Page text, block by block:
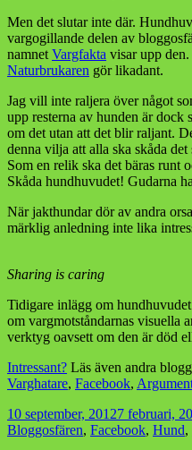
Men det slutar inte där.
vargogillande delen av
namnet Vargfakta visar upp
Naturbrukaren gör likadant.
Jag vill inte raljera över något
upp resterna av hunden är dock
om det utan att det blir raljant.
denna vilja att alla ska skåda
Som en relik ska det bäras runt
Skåda hundhuvudet! Gudarna
När jakthundar dör av andra
märklig anledning inte lika
Sharing is caring
Tidigare inlägg om
om vargmotståndarnas visuella
verktyg oavsett om den är död
Intressant? Läs även andra
Varghatare, Facebook,
Postat
10 september, 20127 februari,
Bloggosfären, Facebook, Hund,